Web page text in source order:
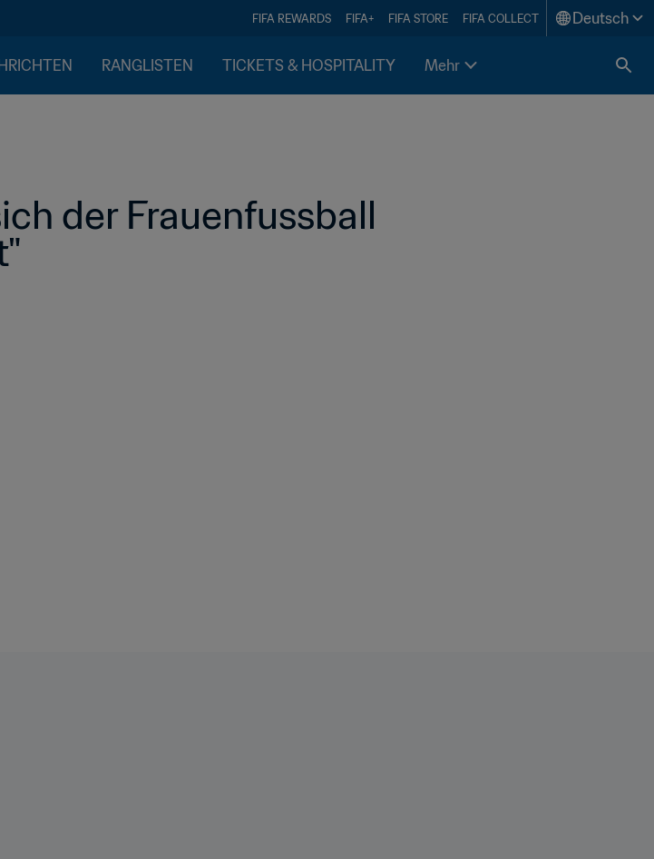
FIFA REWARDS FIFA+ FIFA STORE FIFA COLLECT Deutsch
RANGLISTEN TICKETS & HOSPITALITY Mehr
der Frauenfussball